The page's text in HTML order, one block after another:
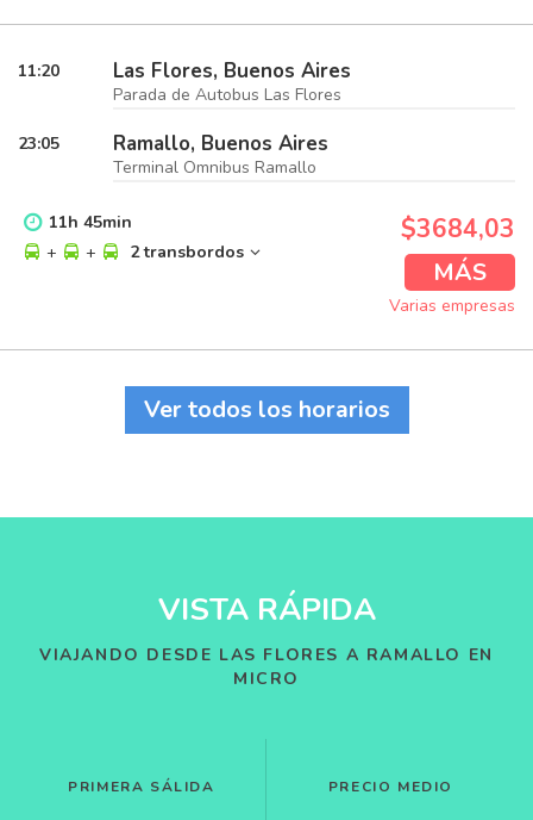
11:20 Las Flores, Buenos Aires
Parada de Autobus Las Flores
23:05 Ramallo, Buenos Aires
Terminal Omnibus Ramallo
11h 45min
+
+ 2 transbordos
$3684,03
MÁS
Varias empresas
Ver todos los horarios
VISTA RÁPIDA
VIAJANDO DESDE LAS FLORES A RAMALLO EN
MICRO
PRIMERA SÁLIDA PRECIO MEDIO